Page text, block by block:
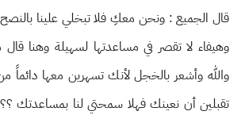
قال الجميع : ونحن معكِ فلا تبخلي علينا بالنصح
وهيفاء لا تقصر في مساعدتها لسهيلة وهنا
والله وأشعر بالخجل لأنك تسهرين معها دائماً
تقبلين أن نعينك فهلا سمحتي لنا بمساعدتك